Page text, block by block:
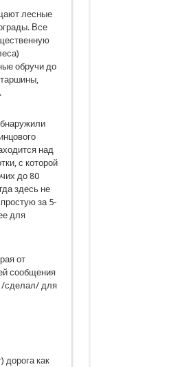
лесные
Все
обручи до
над
с которой
до 80
здесь не
за 5-
для
от
сообщения
/сделал/ для
дорога как